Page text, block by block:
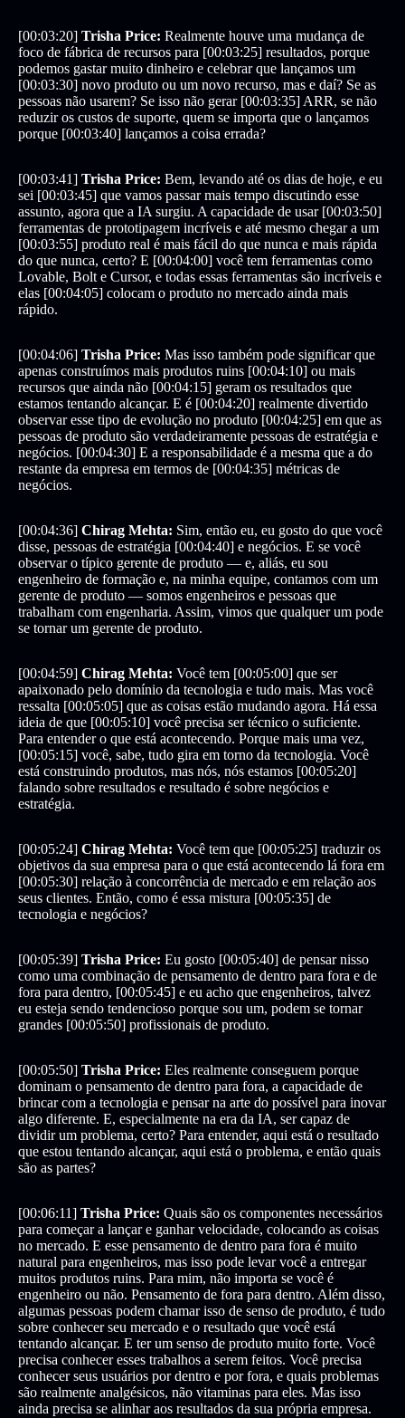
[00:03:20] Trisha Price: Realmente houve uma mudança de
foco de fábrica de recursos para [00:03:25] resultados, porque
podemos gastar muito dinheiro e celebrar que lançamos um
[00:03:30] novo produto ou um novo recurso, mas e daí? Se as
pessoas não usarem? Se isso não gerar [00:03:35] ARR, se não
reduzir os custos de suporte, quem se importa que o lançamos
porque [00:03:40] lançamos a coisa errada?
[00:03:41] Trisha Price: Bem, levando até os dias de hoje, e eu
sei [00:03:45] que vamos passar mais tempo discutindo esse
assunto, agora que a IA surgiu. A capacidade de usar [00:03:50]
ferramentas de prototipagem incríveis e até mesmo chegar a um
[00:03:55] produto real é mais fácil do que nunca e mais rápida
do que nunca, certo? E [00:04:00] você tem ferramentas como
Lovable, Bolt e Cursor, e todas essas ferramentas são incríveis e
elas [00:04:05] colocam o produto no mercado ainda mais
rápido.
[00:04:06] Trisha Price: Mas isso também pode significar que
apenas construímos mais produtos ruins [00:04:10] ou mais
recursos que ainda não [00:04:15] geram os resultados que
estamos tentando alcançar. E é [00:04:20] realmente divertido
observar esse tipo de evolução no produto [00:04:25] em que as
pessoas de produto são verdadeiramente pessoas de estratégia e
negócios. [00:04:30] E a responsabilidade é a mesma que a do
restante da empresa em termos de [00:04:35] métricas de
negócios.
[00:04:36] Chirag Mehta: Sim, então eu, eu gosto do que você
disse, pessoas de estratégia [00:04:40] e negócios. E se você
observar o típico gerente de produto — e, aliás, eu sou
engenheiro de formação e, na minha equipe, contamos com um
gerente de produto — somos engenheiros e pessoas que
trabalham com engenharia. Assim, vimos que qualquer um pode
se tornar um gerente de produto.
[00:04:59] Chirag Mehta: Você tem [00:05:00] que ser
apaixonado pelo domínio da tecnologia e tudo mais. Mas você
ressalta [00:05:05] que as coisas estão mudando agora. Há essa
ideia de que [00:05:10] você precisa ser técnico o suficiente.
Para entender o que está acontecendo. Porque mais uma vez,
[00:05:15] você, sabe, tudo gira em torno da tecnologia. Você
está construindo produtos, mas nós, nós estamos [00:05:20]
falando sobre resultados e resultado é sobre negócios e
estratégia.
[00:05:24] Chirag Mehta: Você tem que [00:05:25] traduzir os
objetivos da sua empresa para o que está acontecendo lá fora em
[00:05:30] relação à concorrência de mercado e em relação aos
seus clientes. Então, como é essa mistura [00:05:35] de
tecnologia e negócios?
[00:05:39] Trisha Price: Eu gosto [00:05:40] de pensar nisso
como uma combinação de pensamento de dentro para fora e de
fora para dentro, [00:05:45] e eu acho que engenheiros, talvez
eu esteja sendo tendencioso porque sou um, podem se tornar
grandes [00:05:50] profissionais de produto.
[00:05:50] Trisha Price: Eles realmente conseguem porque
dominam o pensamento de dentro para fora, a capacidade de
brincar com a tecnologia e pensar na arte do possível para inovar
algo diferente. E, especialmente na era da IA, ser capaz de
dividir um problema, certo? Para entender, aqui está o resultado
que estou tentando alcançar, aqui está o problema, e então quais
são as partes?
[00:06:11] Trisha Price: Quais são os componentes necessários
para começar a lançar e ganhar velocidade, colocando as coisas
no mercado. E esse pensamento de dentro para fora é muito
natural para engenheiros, mas isso pode levar você a entregar
muitos produtos ruins. Para mim, não importa se você é
engenheiro ou não. Pensamento de fora para dentro. Além disso,
algumas pessoas podem chamar isso de senso de produto, é tudo
sobre conhecer seu mercado e o resultado que você está
tentando alcançar. E ter um senso de produto muito forte. Você
precisa conhecer esses trabalhos a serem feitos. Você precisa
conhecer seus usuários por dentro e por fora, e quais problemas
são realmente analgésicos, não vitaminas para eles. Mas isso
ainda precisa se alinhar aos resultados da sua própria empresa.